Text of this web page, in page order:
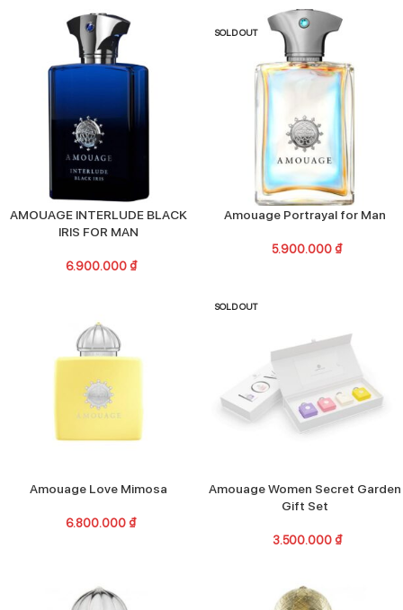
AMOUAGE INTERLUDE BLACK
IRIS FOR MAN
6.900.000 ₫
SOLD OUT
Amouage Portrayal for Man
5.900.000 ₫
Amouage Love Mimosa
6.800.000 ₫
SOLD OUT
Amouage Women Secret Garden
Gift Set
3.500.000 ₫